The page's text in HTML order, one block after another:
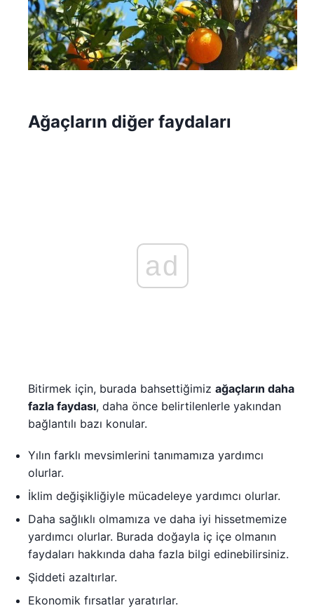
Ağaçların diğer faydaları
ad
Bitirmek için, burada bahsettiğimiz ağaçların daha
fazla faydası, daha önce belirtilenlerle yakından
bağlantılı bazı konular.
Yılın farklı mevsimlerini tanımamıza yardımcı
olurlar.
İklim değişikliğiyle mücadeleye yardımcı olurlar.
Daha sağlıklı olmamıza ve daha iyi hissetmemize
yardımcı olurlar. Burada doğayla iç içe olmanın
faydaları hakkında daha fazla bilgi edinebilirsiniz.
Şiddeti azaltırlar.
Ekonomik fırsatlar yaratırlar.